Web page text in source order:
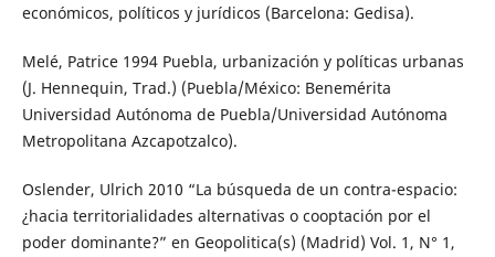
económicos, políticos y jurídicos (Barcelona: Gedisa).
Melé, Patrice 1994 Puebla, urbanización y políticas urbanas
(J. Hennequin, Trad.) (Puebla/México: Benemérita
Universidad Autónoma de Puebla/Universidad Autónoma
Metropolitana Azcapotzalco).
Oslender, Ulrich 2010 “La búsqueda de un contra-espacio:
¿hacia territorialidades alternativas o cooptación por el
poder dominante?” en Geopolitica(s) (Madrid) Vol. 1, N° 1,